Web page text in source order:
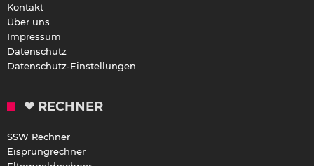
Kontakt
Über uns
Impressum
Datenschutz
Datenschutz-Einstellungen
❤ RECHNER
SSW Rechner
Eisprungrechner